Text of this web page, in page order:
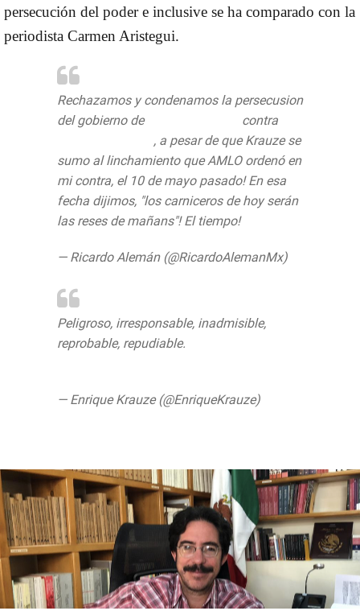
persecución del poder e inclusive se ha comparado con la
periodista Carmen Aristegui.
Rechazamos y condenamos la persecusion
del gobierno de
contra
, a pesar de que Krauze se
sumo al linchamiento que AMLO ordenó en
mi contra, el 10 de mayo pasado! En esa
fecha dijimos, "los carniceros de hoy serán
las reses de mañans"! El tiempo!
— Ricardo Alemán (@RicardoAlemanMx)
Peligroso, irresponsable, inadmisible,
reprobable, repudiable.
— Enrique Krauze (@EnriqueKrauze)